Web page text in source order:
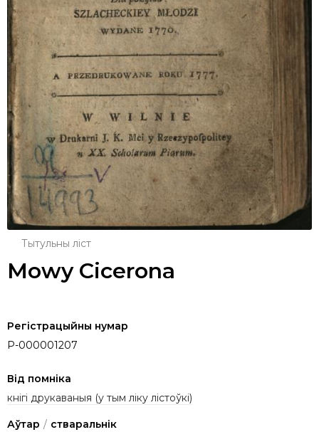
Тытульны ліст
Mowy Cicerona
Регістрацыйны нумар
P-000001207
Від помніка
кнігі друкаваныя (у тым ліку лістоўкі)
Аўтар / стваральнік